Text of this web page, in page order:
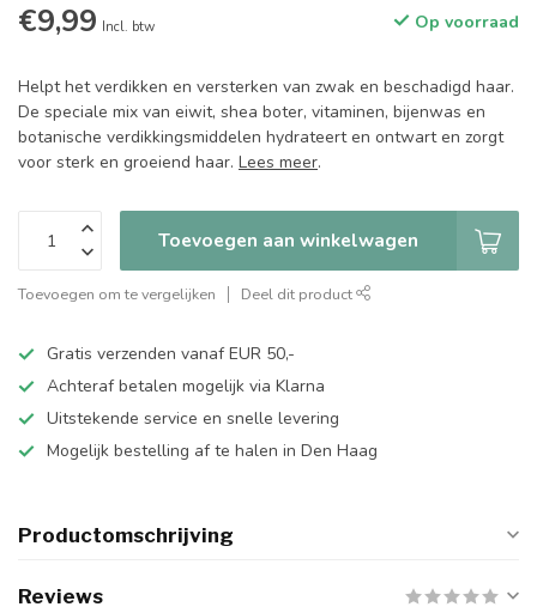
€9,99 Incl. btw Op voorraad
Helpt het verdikken en versterken van zwak en beschadigd haar.
De speciale mix van eiwit, shea boter, vitaminen, bijenwas en
botanische verdikkingsmiddelen hydrateert en ontwart en zorgt
voor sterk en groeiend haar. Lees meer.
Toevoegen aan winkelwagen
Toevoegen om te vergelijken Deel dit product
Gratis verzenden vanaf EUR 50,-
Achteraf betalen mogelijk via Klarna
Uitstekende service en snelle levering
Mogelijk bestelling af te halen in Den Haag
Productomschrijving
Reviews